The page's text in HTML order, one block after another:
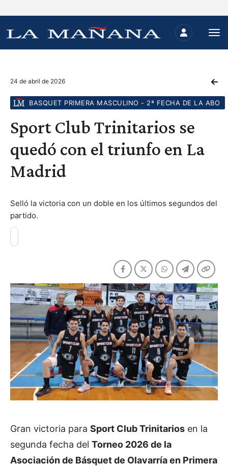
24 de abril de 2026
BASQUET PRIMERA MASCULINO - 2ª FECHA DE LA ABO
Sport Club Trinitarios se
quedó con el triunfo en La
Madrid
Selló la victoria con un doble en los últimos segundos del
partido.
Gran victoria para Sport Club Trinitarios en la
segunda fecha del Torneo 2026 de la
Asociación de Básquet de Olavarría en Primera